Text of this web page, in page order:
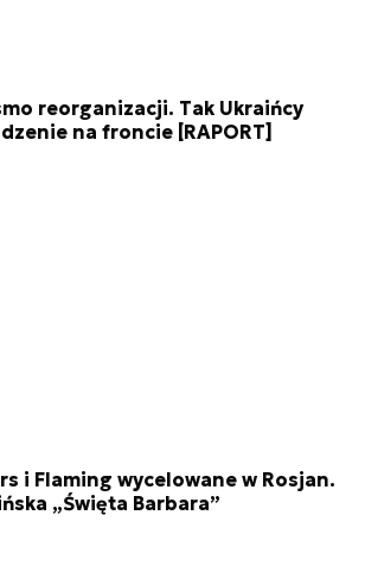
reorganizacji. Tak Ukraińcy
na froncie [RAPORT]
i Flaming wycelowane w Rosjan.
„Święta Barbara”